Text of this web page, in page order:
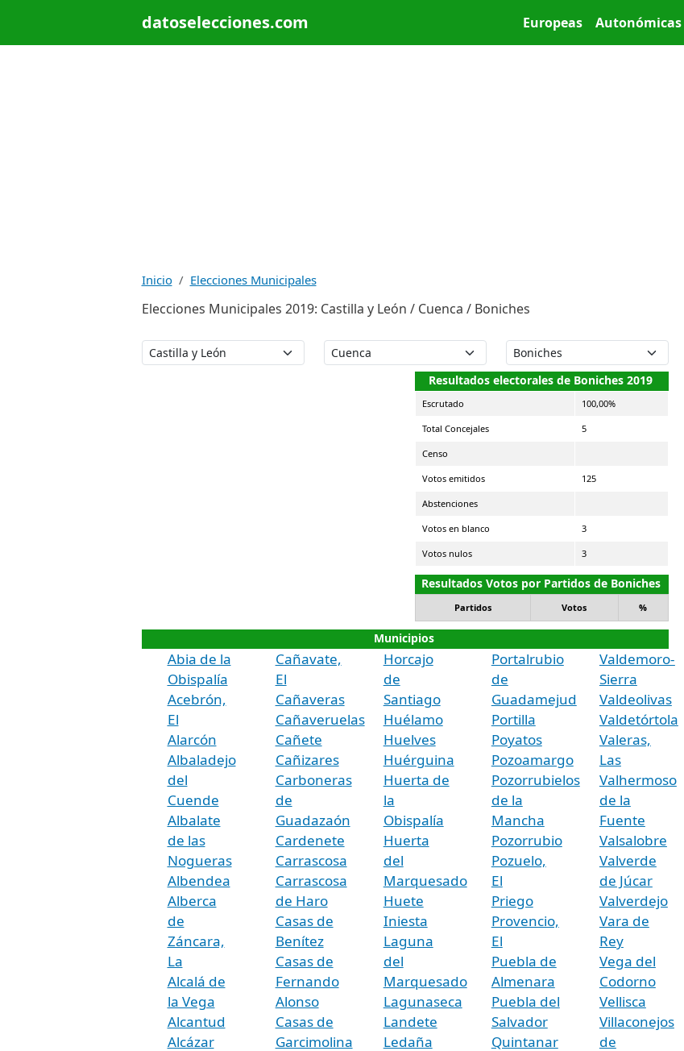
datoselecciones.com Main menu
Europeas Autonómicas
Inicio Elecciones Municipales
Elecciones Municipales 2019: Castilla y León / Cuenca / Boniches
Resultados electorales de Boniches 2019
Escrutado 100,00%
Total Concejales 5
Censo
Votos emitidos 125
Abstenciones
Votos en blanco 3
Votos nulos 3
Resultados Votos por Partidos de Boniches
Partidos Votos %
Municipios
Abia de la
Obispalía
Acebrón,
El
Alarcón
Albaladejo
del
Cuende
Albalate
de las
Nogueras
Albendea
Alberca
de
Záncara,
La
Alcalá de
la Vega
Alcantud
Alcázar
Cañavate,
El
Cañaveras
Cañaveruelas
Cañete
Cañizares
Carboneras
de
Guadazaón
Cardenete
Carrascosa
Carrascosa
de Haro
Casas de
Benítez
Casas de
Fernando
Alonso
Casas de
Garcimolina
Horcajo
de
Santiago
Huélamo
Huelves
Huérguina
Huerta de
la
Obispalía
Huerta
del
Marquesado
Huete
Iniesta
Laguna
del
Marquesado
Lagunaseca
Landete
Ledaña
Portalrubio
de
Guadamejud
Portilla
Poyatos
Pozoamargo
Pozorrubielos
de la
Mancha
Pozorrubio
Pozuelo,
El
Priego
Provencio,
El
Puebla de
Almenara
Puebla del
Salvador
Quintanar
Valdemoro-
Sierra
Valdeolivas
Valdetórtola
Valeras,
Las
Valhermoso
de la
Fuente
Valsalobre
Valverde
de Júcar
Valverdejo
Vara de
Rey
Vega del
Codorno
Vellisca
Villaconejos
de